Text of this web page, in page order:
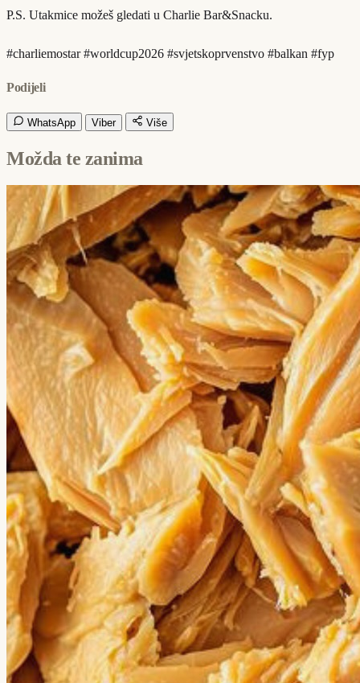
P.S. Utakmice možeš gledati u Charlie Bar&Snacku.
#charliemostar #worldcup2026 #svjetskoprvenstvo #balkan #fyp
Podijeli
WhatsApp Viber Više
Možda te zanima